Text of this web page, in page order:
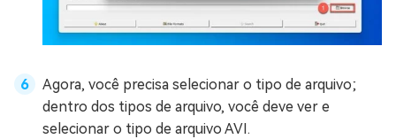
Agora, você precisa selecionar o tipo de arquivo;
dentro dos tipos de arquivo, você deve ver e
selecionar o tipo de arquivo AVI.